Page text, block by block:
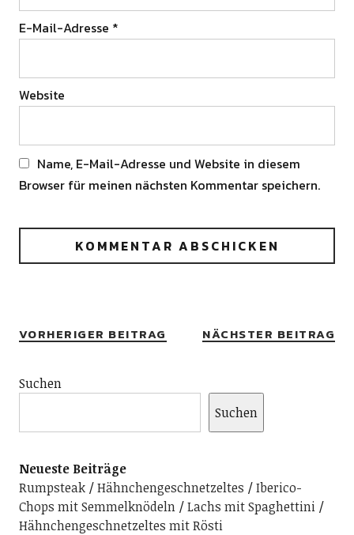
E-Mail-Adresse *
Website
Name, E-Mail-Adresse und Website in diesem
Browser für meinen nächsten Kommentar speichern.
VORHERIGER BEITRAG NÄCHSTER BEITRAG
Suchen
Suchen
Neueste Beiträge
Rumpsteak
Hähnchengeschnetzeltes
Iberico-
Chops mit Semmelknödeln
Lachs mit Spaghettini
Hähnchengeschnetzeltes mit Rösti